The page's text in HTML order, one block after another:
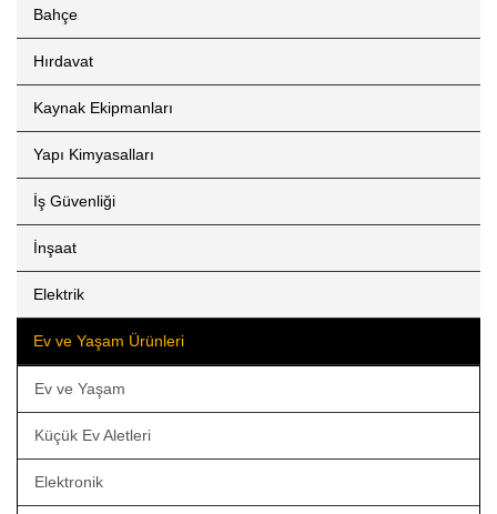
Bahçe
Hırdavat
Kaynak Ekipmanları
Yapı Kimyasalları
İş Güvenliği
İnşaat
Elektrik
Ev ve Yaşam Ürünleri
Ev ve Yaşam
Küçük Ev Aletleri
Elektronik